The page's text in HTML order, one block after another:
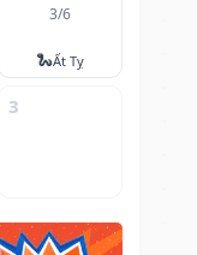
3/6
🐍Ất Tỵ
3